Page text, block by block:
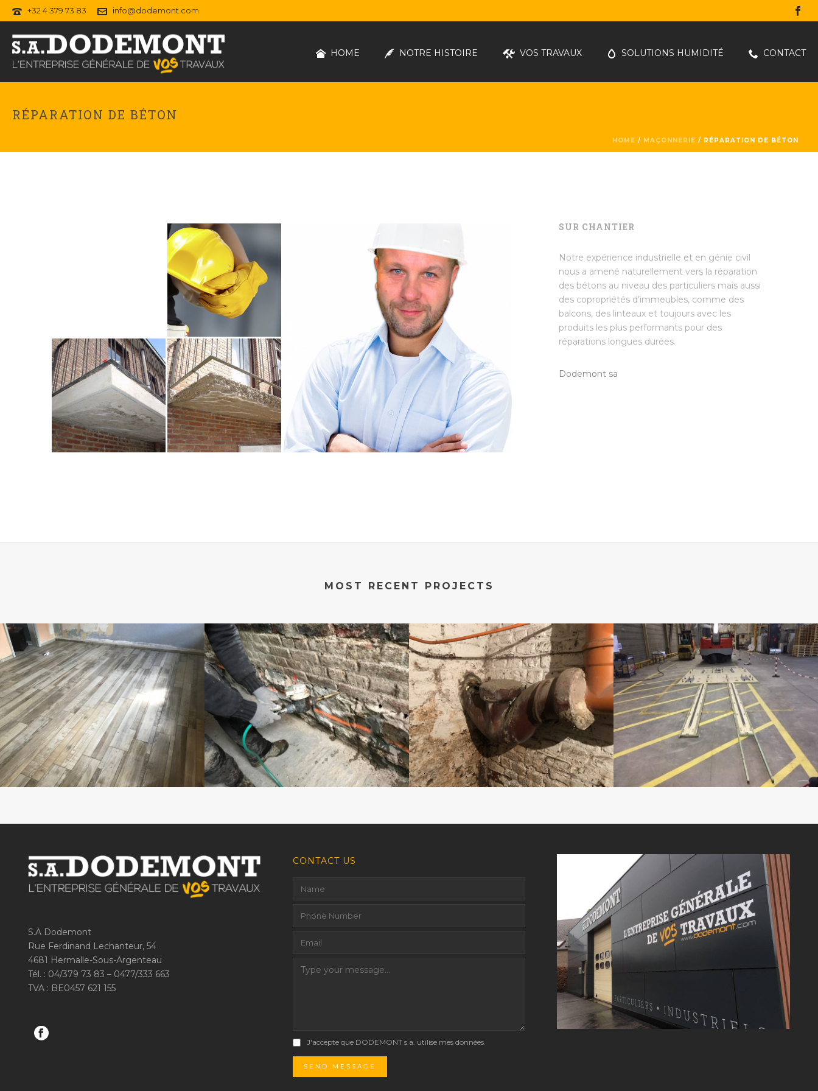
+32 4 379 73 83 info@dodemont.com
HOME NOTRE HISTOIRE VOS TRAVAUX SOLUTIONS HUMIDITÉ CONTACT
RÉPARATION DE BÉTON
HOME / MAÇONNERIE / RÉPARATION DE BÉTON
SUR CHANTIER
Notre expérience industrielle et en génie civil
nous a amené naturellement vers la réparation
des bétons au niveau des particuliers mais aussi
des copropriétés d’immeubles, comme des
balcons, des linteaux et toujours avec les
produits les plus performants pour des
réparations longues durées.
Dodemont sa
MOST RECENT PROJECTS
S.A Dodemont
Rue Ferdinand Lechanteur, 54
4681 Hermalle-Sous-Argenteau
Tél. : 04/379 73 83 – 0477/333 663
TVA : BE0457 621 155
CONTACT US
J'accepte que DODEMONT s.a. utilise mes données.
SEND MESSAGE